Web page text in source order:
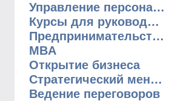
Управление персоналом
Курсы для руководителей
Предпринимательство
MBA
Открытие бизнеса
Стратегический менеджмент
Ведение переговоров